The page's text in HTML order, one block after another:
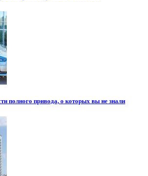
полного привода, о которых вы не знали